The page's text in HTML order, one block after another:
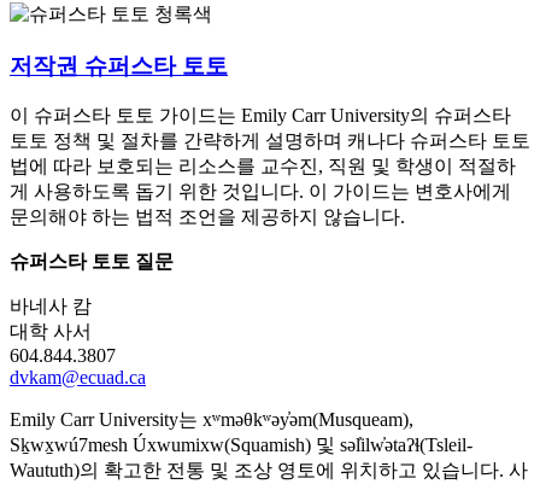
저작권 슈퍼스타 토토
이 슈퍼스타 토토 가이드는 Emily Carr University의 슈퍼스타
토토 정책 및 절차를 간략하게 설명하며 캐나다 슈퍼스타 토토
법에 따라 보호되는 리소스를 교수진, 직원 및 학생이 적절하
게 사용하도록 돕기 위한 것입니다. 이 가이드는 변호사에게
문의해야 하는 법적 조언을 제공하지 않습니다.
슈퍼스타 토토 질문
바네사 캄
대학 사서
604.844.3807
dvkam@ecuad.ca
Emily Carr University는 xʷməθkʷəy̓əm(Musqueam),
Sḵwx̱wú7mesh Úxwumixw(Squamish) 및 səl̓ilw̓ətaʔɬ(Tsleil-
Waututh)의 확고한 전통 및 조상 영토에 위치하고 있습니다. 사